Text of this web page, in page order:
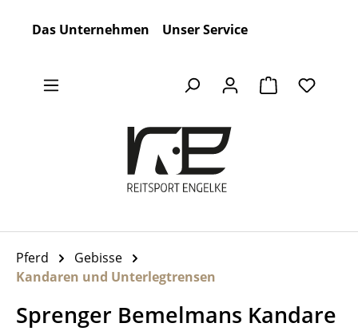
Das Unternehmen Unser Service
Warenkorb
Pferd
Gebisse
Kandaren und Unterlegtrensen
Sprenger Bemelmans Kandare